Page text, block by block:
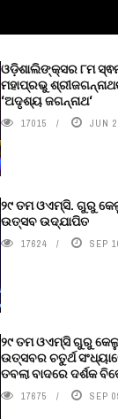
ଓଡ଼ିଶାଲିଙ୍କ୍ସର ୮ମ
ମହାପ୍ରଭୁ
‘ଅଦୃଶ୍ୟ ଜଗନ୍ନାଥ‘
17015 JUN
୨୯ ତମ ଓଏମ୍‌ସି. ଗୁରୁ
ଉତ୍ସବ ଉଦ୍‍ଯାପିତ
17624 SEP
୨୯ ତମ ଓଏମ୍‌ସି ଗୁରୁ
ଉତ୍ସବର ଚତୁର୍ଥ
ତବଲା ବାଦରେ ଦର୍ଶକ
17675 SEP